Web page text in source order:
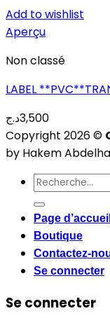
Add to wishlist
Aperçu
Non classé
LABEL
3,500د.ج
Copyright 2026 ©
by Hakem
Recherche
pour :
Page d’accueil
Boutique
Contactez-
Se connecter
Se connecter